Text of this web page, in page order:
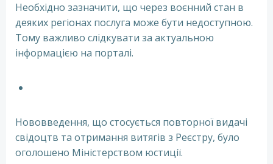
Необхідно зазначити, що через воєнний стан в
деяких регіонах послуга може бути недоступною.
Тому важливо слідкувати за актуальною
інформацією на порталі.
Нововведення, що стосується повторної видачі
свідоцтв та отримання витягів з Реєстру, було
оголошено Міністерством юстиції.